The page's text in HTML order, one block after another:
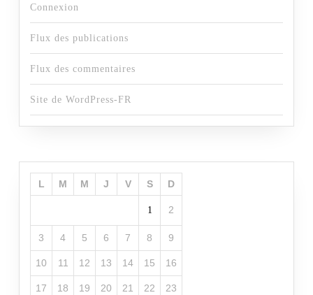
Connexion
Flux des publications
Flux des commentaires
Site de WordPress-FR
L M M J V S D
1 2
3 4 5 6 7 8 9
10 11 12 13 14 15 16
17 18 19 20 21 22 23